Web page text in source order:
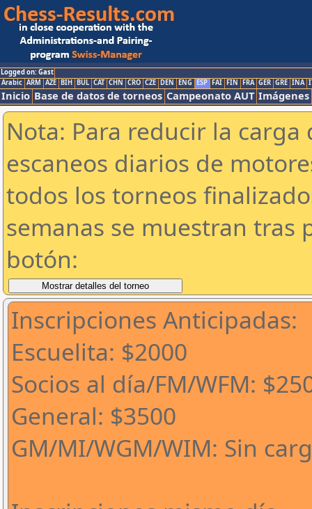
Logged on: Gast
Arabic ARM AZE BIH BUL CAT CHN CRO CZE DEN ENG ESP FAI FIN FRA GER GRE INA
Inicio Base de datos de torneos Campeonato AUT Imágenes
Nota: Para reducir la
escaneos diarios de
todos los torneos
semanas se muestran tras
botón:
Inscripciones Anticipadas:
Escuelita: $2000
Socios al día/FM/WFM:
General: $3500
GM/MI/WGM/WIM: Sin